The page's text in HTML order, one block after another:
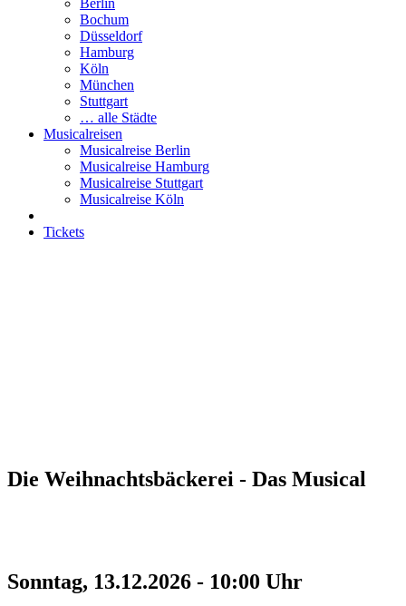
Berlin
Bochum
Düsseldorf
Hamburg
Köln
München
Stuttgart
… alle Städte
Musicalreisen
Musicalreise Berlin
Musicalreise Hamburg
Musicalreise Stuttgart
Musicalreise Köln
Tickets
Die Weihnachtsbäckerei - Das Musical
Sonntag, 13.12.2026 - 10:00 Uhr